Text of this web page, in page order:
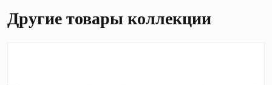
Другие товары коллекции